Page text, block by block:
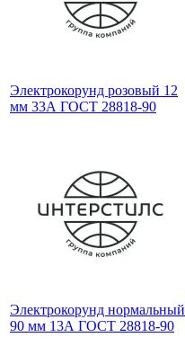
Электрокорунд розовый 12
мм 33А ГОСТ 28818-90
Электрокорунд нормальный
90 мм 13А ГОСТ 28818-90